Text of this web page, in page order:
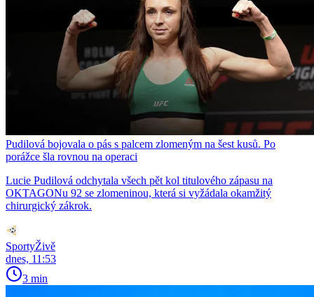
Pudilová bojovala o pás s palcem zlomeným na šest kusů. Po
porážce šla rovnou na operaci
Lucie Pudilová odchytala všech pět kol titulového zápasu na
OKTAGONu 92 se zlomeninou, která si vyžádala okamžitý
chirurgický zákrok.
SportyŽivě
dnes, 11:53
3 min